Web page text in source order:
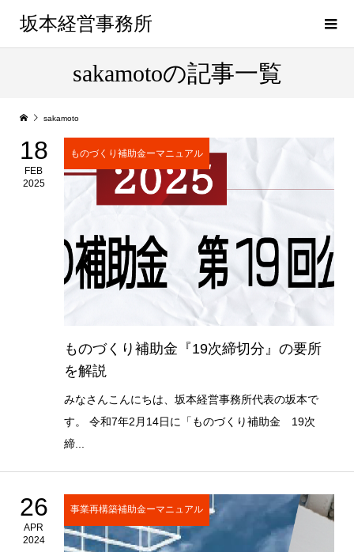
坂本経営事務所
sakamotoの記事一覧
sakamoto
18
FEB
2025
ものづくり補助金ーマニュアル
ものづくり補助金『19次締切分』の要所
を解説
みなさんこんにちは、坂本経営事務所代表の坂本で
す。 令和7年2月14日に「ものづくり補助金 19次
締...
26
APR
2024
事業再構築補助金ーマニュアル